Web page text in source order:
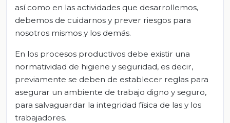
así como en las actividades que desarrollemos,
debemos de cuidarnos y prever riesgos para
nosotros mismos y los demás.
En los procesos productivos debe existir una
normatividad de higiene y seguridad, es decir,
previamente se deben de establecer reglas para
asegurar un ambiente de trabajo digno y seguro,
para salvaguardar la integridad física de las y los
trabajadores.